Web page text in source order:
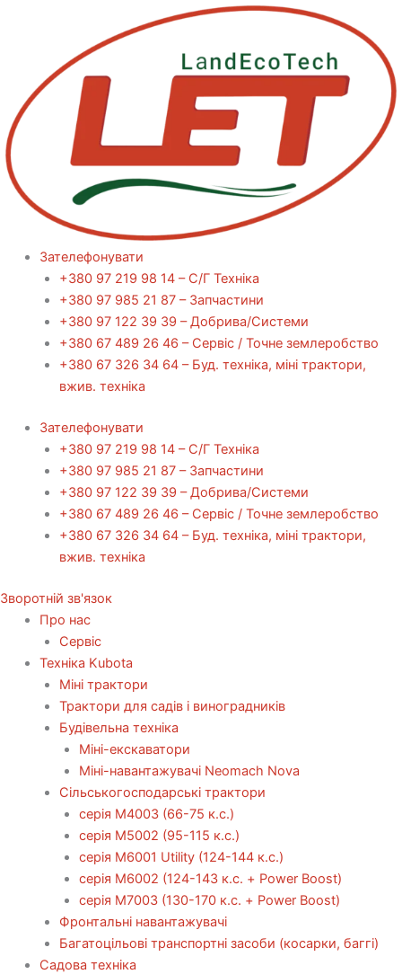
Зателефонувати
+380 97 219 98 14 – С/Г Техніка
+380 97 985 21 87 – Запчастини
+380 97 122 39 39 – Добрива/Cистеми
+380 67 489 26 46 – Сервіс / Точне землеробство
+380 67 326 34 64 – Буд. техніка, міні трактори,
вжив. техніка
Зателефонувати
+380 97 219 98 14 – С/Г Техніка
+380 97 985 21 87 – Запчастини
+380 97 122 39 39 – Добрива/Cистеми
+380 67 489 26 46 – Сервіс / Точне землеробство
+380 67 326 34 64 – Буд. техніка, міні трактори,
вжив. техніка
Зворотній зв'язок
Про нас
Сервіс
Технiка Kubota
Міні трактори
Трактори для садів і виноградників
Будівельна техніка
Міні-екскаватори
Міні-навантажувачі Neomach Nova
Сільськогосподарські трактори
серія М4003 (66-75 к.с.)
серія М5002 (95-115 к.с.)
серія M6001 Utility (124-144 к.с.)
серія М6002 (124-143 к.с. + Power Boost)
серія М7003 (130-170 к.с. + Power Boost)
Фронтальні навантажувачі
Багатоцільові транспортні засоби (косарки, баггі)
Садова техніка